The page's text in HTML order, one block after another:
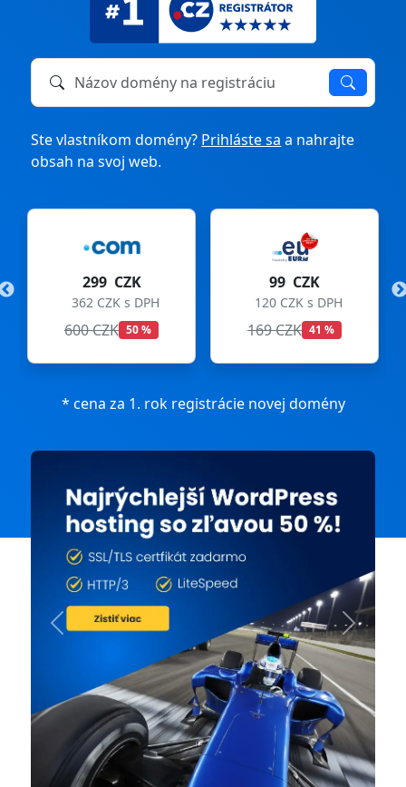
Názov domény na registráciu alebo prevod
Ste vlastníkom domény? Prihláste sa a nahrajte
obsah na svoj web.
299 CZK
362 CZK s DPH
600 CZK 50 %
99 CZK
120 CZK s DPH
169 CZK 41 %
* cena za 1. rok registrácie novej domény
Previous Next